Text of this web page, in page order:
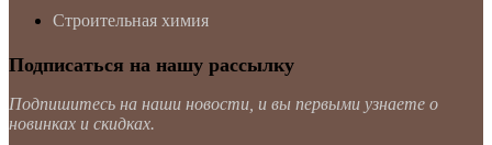
Строительная химия
Подписаться на нашу рассылку
Подпишитесь на наши новости, и вы первыми узнаете о
новинках и скидках.